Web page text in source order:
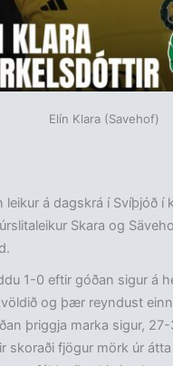
Elín Klara (Savehof)
leikur á dagskrá í Svíþjóð í
Skara og
1-0 eftir góðan sigur á
og þær reyndust
þriggja marka sigur, 27-
skoraði fjögur mörk úr